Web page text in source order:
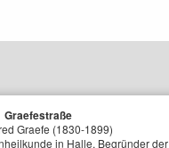
Graefestraße
Graefe (1830-1899)
in Halle, Begründer der